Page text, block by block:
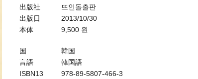
出版社 뜨인돌출판
出版日 2013/10/30
本体 9,500 원
国 韓国
言語 韓国語
ISBN13 978-89-5807-466-3